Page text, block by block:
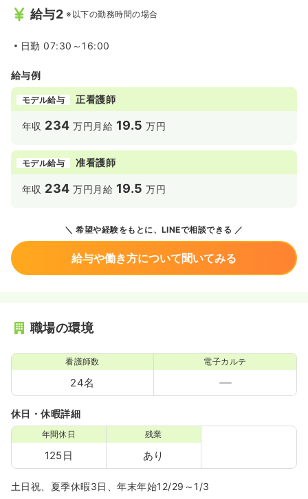
給与2 ※以下の勤務時間の場合
日勤 07:30～16:00
給与例
モデル給与 正看護師
年収 234 万円 月給 19.5 万円
モデル給与 准看護師
年収 234 万円 月給 19.5 万円
希望や経験をもとに、LINEで相談できる
給与や働き方について聞いてみる
職場の環境
看護師数
24名
電子カルテ
休日・休暇詳細
年間休日
125日
残業
あり
土日祝、夏季休暇3日、年末年始12/29～1/3